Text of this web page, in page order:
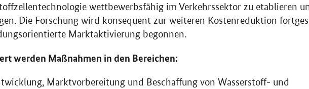
wettbewerbsfähig im Verkehrssektor zu etablieren
Die Forschung wird konsequent zur weiteren Kostenreduktion
Marktaktivierung begonnen.
werden Maßnahmen in den Bereichen:
Marktvorbereitung und Beschaffung von Wasserstoff- und